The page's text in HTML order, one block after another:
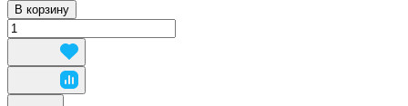
В корзину